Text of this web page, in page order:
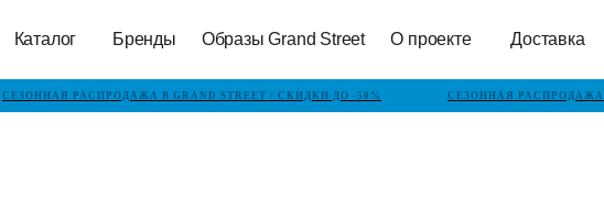
Каталог Образы Grand Street О проекте Доставка
Бренды
СЕЗОННАЯ РАСПРОДАЖА В GRAND STREET / СКИДКИ ДО -50% СЕЗОННАЯ РАСПРОДАЖА В